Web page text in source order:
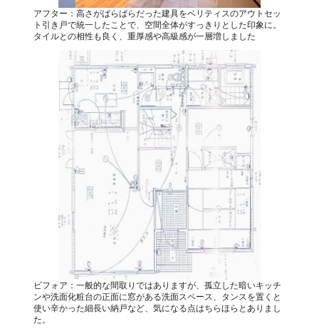
アフター：高さがばらばらだった建具をベリティスのアウトセッ
ト引き戸で統一したことで、空間全体がすっきりとした印象に。
タイルとの相性も良く、重厚感や高級感が一層増しました
ビフォア：一般的な間取りではありますが、孤立した暗いキッチ
ンや洗面化粧台の正面に窓がある洗面スペース、タンスを置くと
使い辛かった細長い納戸など、気になる点はちらほらとありまし
た。